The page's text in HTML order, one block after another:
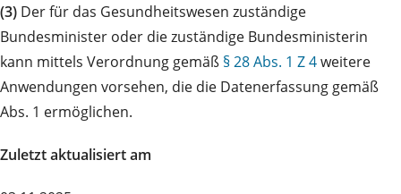
(3) Der für das Gesundheitswesen zuständige
Bundesminister oder die zuständige Bundesministerin
kann mittels Verordnung gemäß § 28 Abs. 1 Z 4weitere
Anwendungen vorsehen, die die Datenerfassung gemäß
Abs. 1 ermöglichen.
Zuletzt aktualisiert am